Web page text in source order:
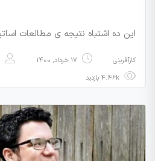
این ده اشتباه نتیجه ی مطالعات
کارآفرینی 17 خرداد, 1400